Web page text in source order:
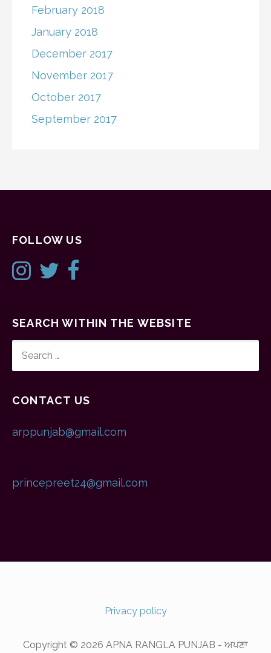
February 2018
January 2018
December 2017
November 2017
October 2017
September 2017
FOLLOW US
SEARCH WITHIN THE WEBSITE
FOR:
CONTACT US
arppunjab@gmail.com
princepreet24@gmail.com
Privacy policy
Copyright © 2026 APNA RANGLA PUNJAB - ਅਪਣਾ